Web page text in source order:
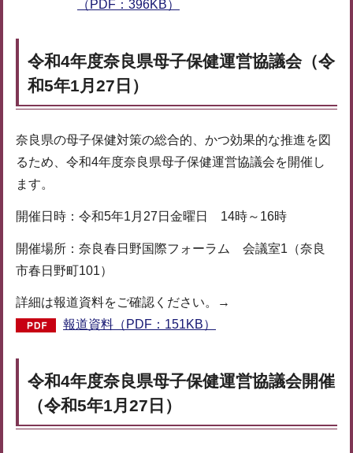
（PDF：396KB）
令和4年度奈良県母子保健運営協議会（令
和5年1月27日）
奈良県の母子保健対策の総合的、かつ効果的な推進を図
るため、令和4年度奈良県母子保健運営協議会を開催し
ます。
開催日時：令和5年1月27日金曜日 14時～16時
開催場所：奈良春日野国際フォーラム 会議室1（奈良
市春日野町101）
詳細は報道資料をご確認ください。→
報道資料（PDF：151KB）
令和4年度奈良県母子保健運営協議会開催
（令和5年1月27日）